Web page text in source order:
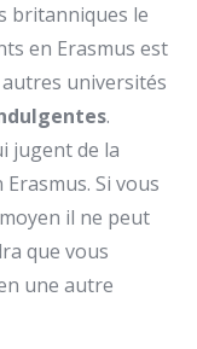
britanniques le
en Erasmus est
universités
.
jugent de la
Si vous
il ne peut
que vous
une autre